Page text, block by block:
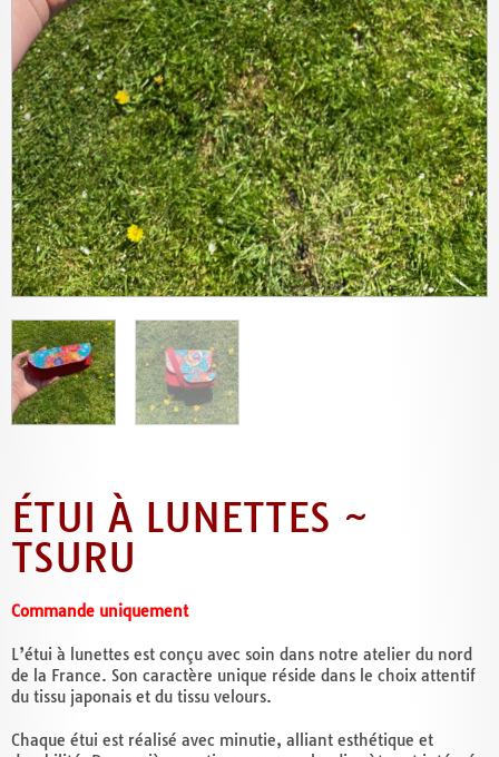
ÉTUI À LUNETTES ~
TSURU
Commande uniquement
L’étui à lunettes est conçu avec soin dans notre atelier du nord
de la France. Son caractère unique réside dans le choix attentif
du tissu japonais et du tissu velours.
Chaque étui est réalisé avec minutie, alliant esthétique et